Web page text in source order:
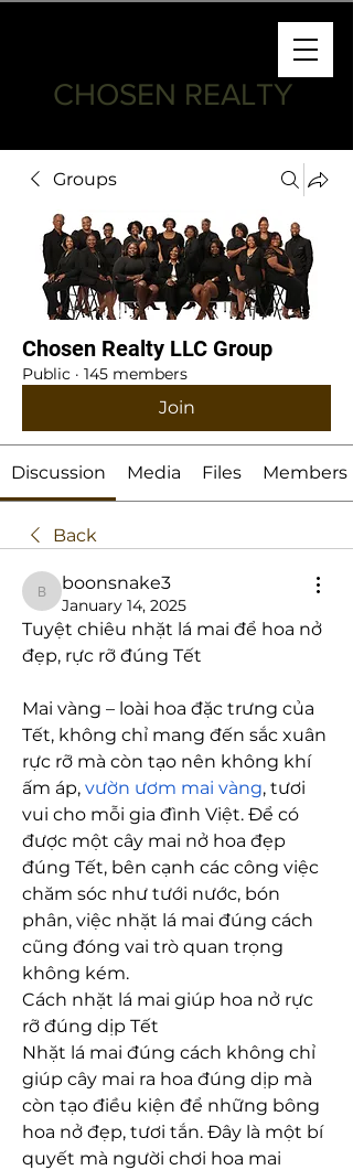
CHOSEN REALTY
Groups
Chosen Realty LLC Group
Public · 145 members
Join
Discussion Media Files Members
Back
boonsnake3
boonsnake3
January 14, 2025
Tuyệt chiêu nhặt lá mai để hoa nở
đẹp, rực rỡ đúng Tết
Mai vàng – loài hoa đặc trưng của
Tết, không chỉ mang đến sắc xuân
rực rỡ mà còn tạo nên không khí
ấm áp, vườn ươm mai vàng, tươi
vui cho mỗi gia đình Việt. Để có
được một cây mai nở hoa đẹp
đúng Tết, bên cạnh các công việc
chăm sóc như tưới nước, bón
phân, việc nhặt lá mai đúng cách
cũng đóng vai trò quan trọng
không kém.
Cách nhặt lá mai giúp hoa nở rực
rỡ đúng dịp Tết
Nhặt lá mai đúng cách không chỉ
giúp cây mai ra hoa đúng dịp mà
còn tạo điều kiện để những bông
hoa nở đẹp, tươi tắn. Đây là một bí
quyết mà người chơi hoa mai